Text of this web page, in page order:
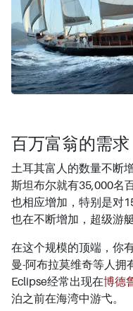
百万富翁的需求
土耳其富人的数量不断
斯坦布尔就有35,000名
也相应增加，特别是对
也在不断增加，超级游
在这个规模的顶端，你
曼-阿布拉莫维奇等人拥
Eclipse经常出现在博德
泊之前在海湾中游弋。